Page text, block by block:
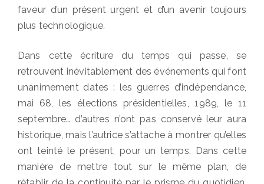
faveur d’un présent urgent et d’un avenir toujours
plus technologique.
Dans cette écriture du temps qui passe, se
retrouvent inévitablement des événements qui font
unanimement dates : les guerres d’indépendance,
mai 68, les élections présidentielles, 1989, le 11
septembre… d’autres n’ont pas conservé leur aura
historique, mais l’autrice s’attache à montrer qu’elles
ont teinté le présent, pour un temps. Dans cette
manière de mettre tout sur le même plan, de